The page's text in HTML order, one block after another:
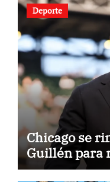
Deporte
Chicago se
Guillén para